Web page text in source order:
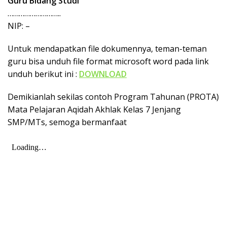
………………………..
NIP: –
Untuk mendapatkan file dokumennya, teman-teman
guru bisa unduh file format microsoft word pada link
unduh berikut ini : DOWNLOAD
Demikianlah sekilas contoh Program Tahunan (PROTA)
Mata Pelajaran Aqidah Akhlak Kelas 7 Jenjang
SMP/MTs, semoga bermanfaat